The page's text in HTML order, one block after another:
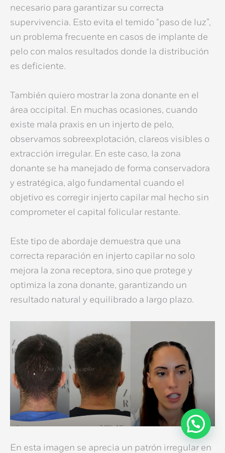
necesario para garantizar su correcta
supervivencia. Esto evita el temido “paso de luz”,
un problema frecuente en casos de implante de
pelo con malos resultados donde la distribución
es deficiente.
También quiero mostrar la zona donante en el
área occipital. En muchas ocasiones, cuando
existe mala praxis en un injerto de pelo,
observamos sobreexplotación, clareos visibles o
extracción irregular. En este caso, la zona
donante se ha manejado de forma conservadora
y estratégica, algo fundamental cuando el
objetivo es corregir injerto capilar mal hecho sin
comprometer el capital folicular restante.
Este tipo de abordaje demuestra que una
correcta reparación en injerto capilar no solo
mejora la zona receptora, sino que protege y
optimiza la zona donante, garantizando un
resultado natural y equilibrado a largo plazo.
En esta imagen se aprecia un patrón irregular en